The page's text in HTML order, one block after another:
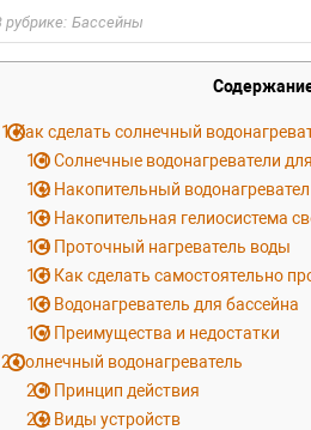
Бассейны
1Как сделать солнечный
1.1Солнечные водонагреватели
1.2 Накопительный
1.3 Накопительная гелиосистема
1.4 Проточный нагреватель воды
1.5 Как сделать самостоятельно
1.6 Водонагреватель для бассейна
1.7 Преимущества и недостатки
2Солнечный водонагреватель
2.1 Принцип действия
2.2 Виды устройств